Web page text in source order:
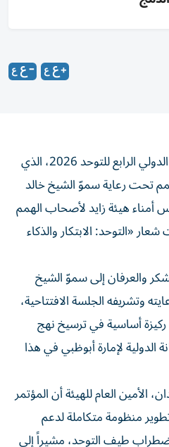
اختتمت اليوم أعمال المؤتمر الدولي الرابع للتوحد 2026، الذي
تحت رعاية سموّ الشيخ خالد
هيئة زايد لأصحاب الهمم
«التوحد: الابتكار والذكاء
والعرفان إلى سموّ الشيخ
وتشريفه الجلسة الافتتاحية،
أساسية في ترسيخ نهج
الدولية لإمارة أبوظبي في هذا
الأمين العام للهيئة أن المؤتمر
منظومة متكاملة لدعم
طيف التوحد، مشيراً إلى